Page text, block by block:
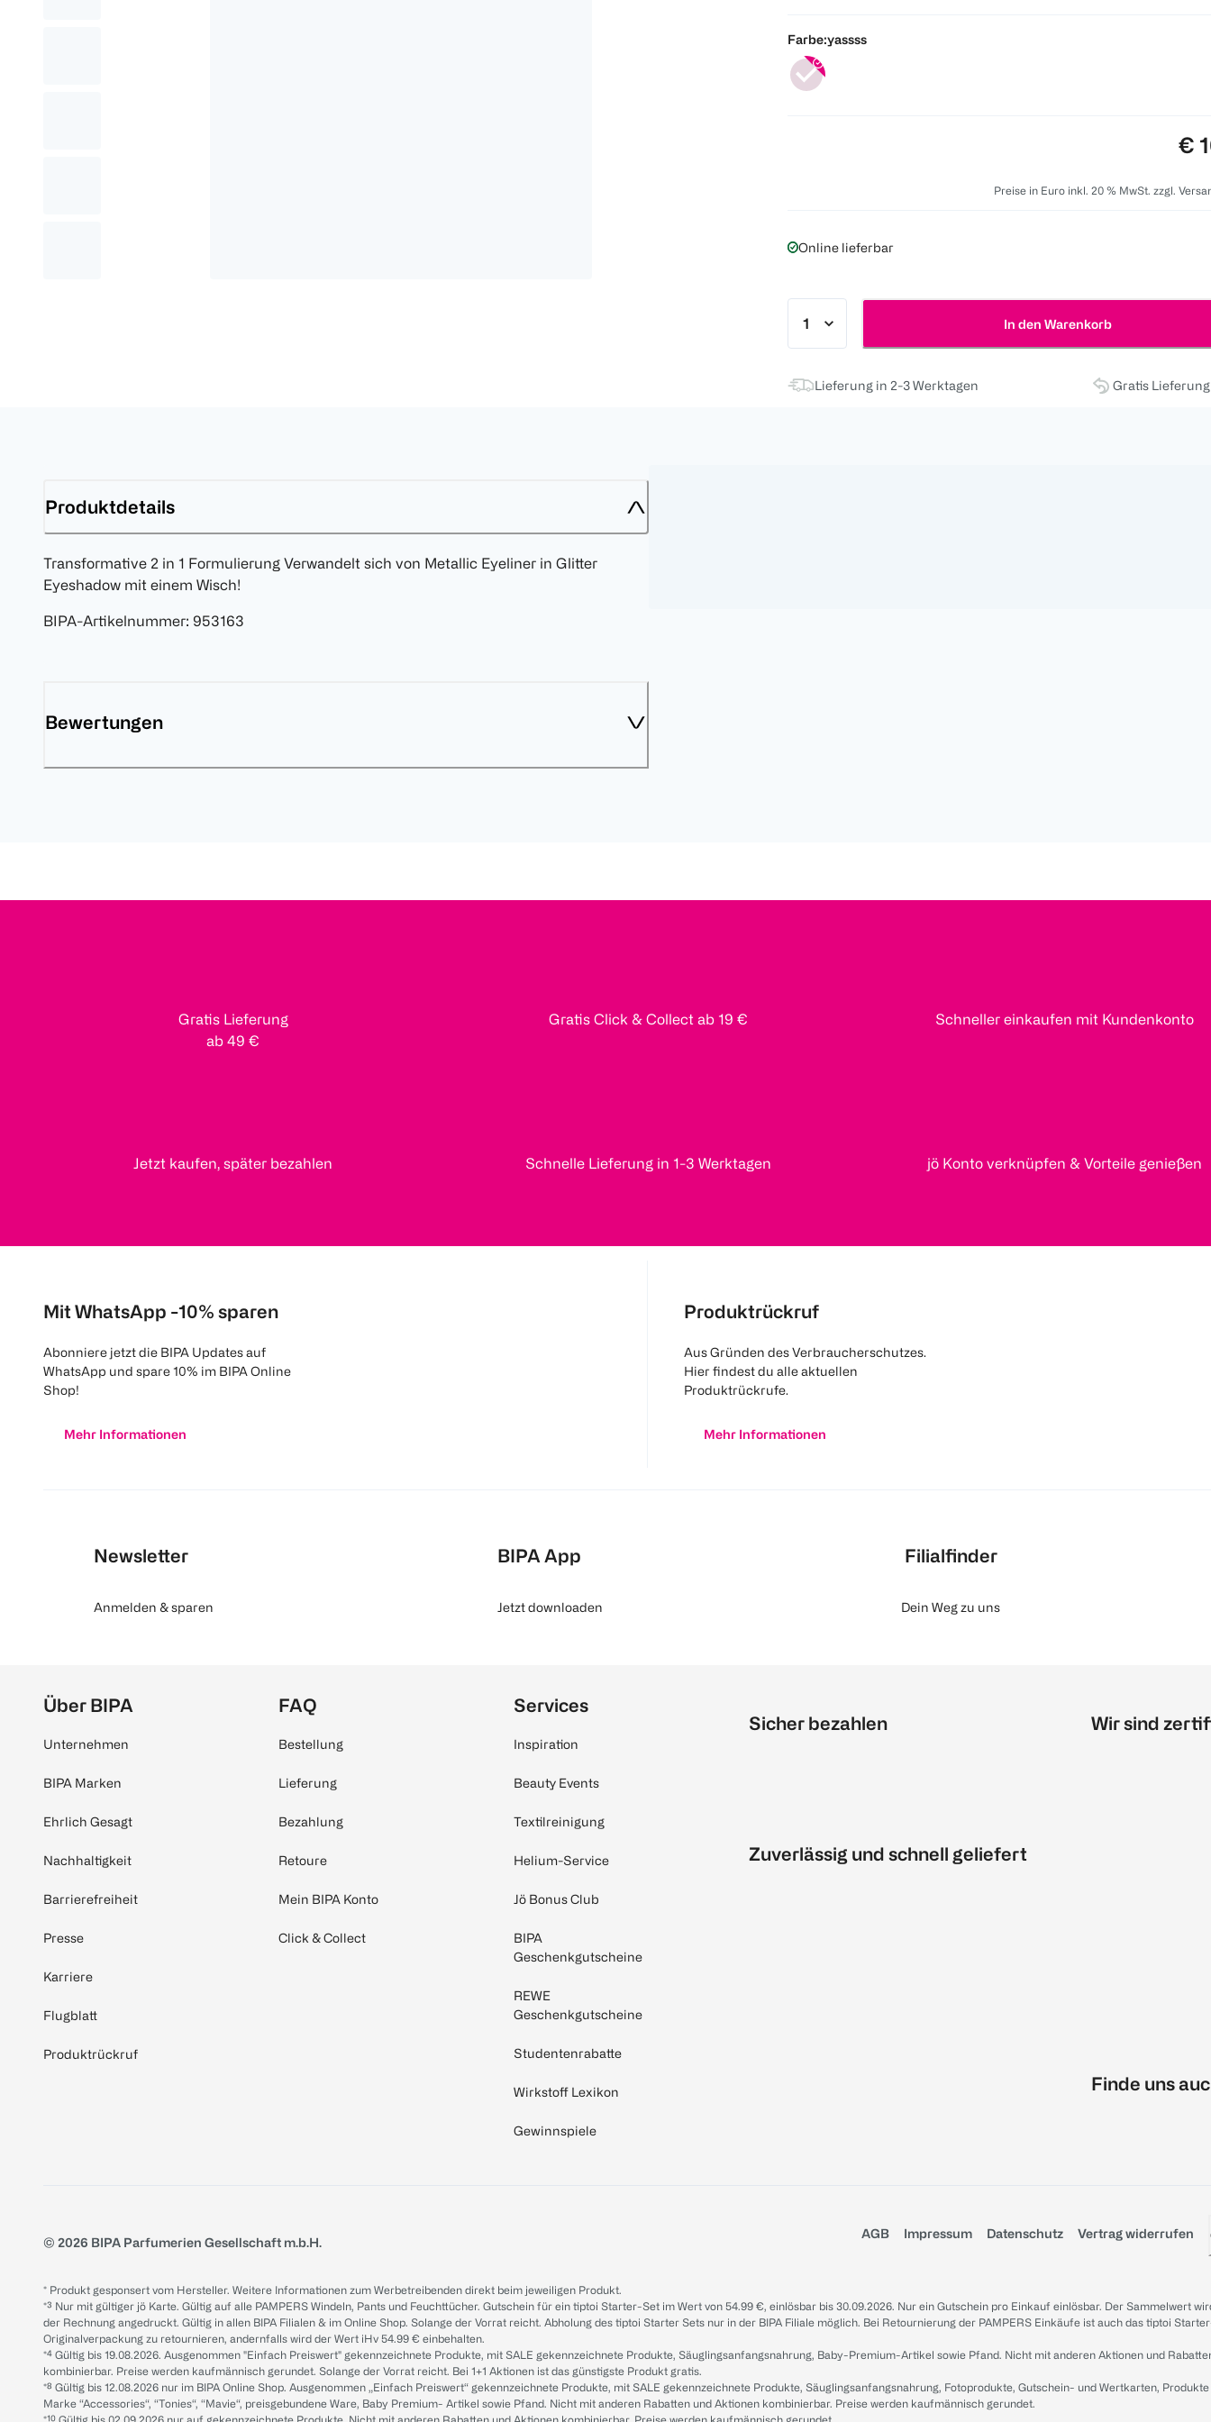
Farbe:yassss
€
Preise in Euro inkl. 20 % MwSt. zzgl.
Online lieferbar
In den Warenkorb
Lieferung in 2-3 Werktagen Gratis
Produktdetails
Transformative 2 in 1 Formulierung Verwandelt sich von Metallic Eyeliner in Glitter
Eyeshadow mit einem Wisch!
BIPA-Artikelnummer: 953163
Bewertungen
Gratis Lieferung
ab 49 €
Gratis Click & Collect ab 19 € Schneller einkaufen mit Kundenkonto
Jetzt kaufen, später bezahlen Schnelle Lieferung in 1-3 Werktagen jö Konto verknüpfen & Vorteile genießen
Mit WhatsApp -10% sparen
Abonniere jetzt die BIPA Updates auf
WhatsApp und spare 10% im BIPA Online
Shop!
Mehr Informationen
Produktrückruf
Aus Gründen des Verbraucherschutzes.
Hier findest du alle aktuellen
Produktrückrufe.
Mehr Informationen
Newsletter
Anmelden & sparen
BIPA App
Jetzt downloaden
Filialfinder
Dein Weg zu uns
Über BIPA
Unternehmen
BIPA Marken
Ehrlich Gesagt
Nachhaltigkeit
Barrierefreiheit
Presse
Karriere
Flugblatt
Produktrückruf
FAQ
Bestellung
Lieferung
Bezahlung
Retoure
Mein BIPA Konto
Click & Collect
Services
Inspiration
Beauty Events
Textilreinigung
Helium-Service
Jö Bonus Club
BIPA
Geschenkgutscheine
REWE
Geschenkgutscheine
Studentenrabatte
Wirkstoff Lexikon
Gewinnspiele
Sicher bezahlen
Zuverlässig und schnell geliefert
Wir sind
Finde uns
© 2026 BIPA Parfumerien Gesellschaft m.b.H.
AGB Impressum Datenschutz Vertrag widerrufen
* Produkt gesponsert vom Hersteller. Weitere Informationen zum Werbetreibenden direkt beim jeweiligen Produkt.
*³ Nur mit gültiger jö Karte. Gültig auf alle PAMPERS Windeln, Pants und Feuchttücher. Gutschein für ein tiptoi Starter-Set im Wert von 54.99 €, einlösbar bis 30.09.2026. Nur ein Gutschein pro Einkauf einlösbar. Der Sammelwert
der Rechnung angedruckt. Gültig in allen BIPA Filialen & im Online Shop. Solange der Vorrat reicht. Abholung des tiptoi Starter Sets nur in der BIPA Filiale möglich. Bei Retournierung der PAMPERS Einkäufe ist auch das tiptoi
Originalverpackung zu retournieren, andernfalls wird der Wert iHv 54.99 € einbehalten.
*⁴ Gültig bis 19.08.2026. Ausgenommen "Einfach Preiswert" gekennzeichnete Produkte, mit SALE gekennzeichnete Produkte, Säuglingsanfangsnahrung, Baby-Premium-Artikel sowie Pfand. Nicht mit anderen Aktionen und
kombinierbar. Preise werden kaufmännisch gerundet. Solange der Vorrat reicht. Bei 1+1 Aktionen ist das günstigste Produkt gratis.
*⁸ Gültig bis 12.08.2026 nur im BIPA Online Shop. Ausgenommen „Einfach Preiswert“ gekennzeichnete Produkte, mit SALE gekennzeichnete Produkte, Säuglingsanfangsnahrung, Fotoprodukte, Gutschein- und Wertkarten,
Marke “Accessories“, “Tonies“, “Mavie“, preisgebundene Ware, Baby Premium- Artikel sowie Pfand. Nicht mit anderen Rabatten und Aktionen kombinierbar. Preise werden kaufmännisch gerundet.
*¹⁰ Gültig bis 02.09.2026 nur auf gekennzeichnete Produkte. Nicht mit anderen Rabatten und Aktionen kombinierbar. Preise werden kaufmännisch gerundet.